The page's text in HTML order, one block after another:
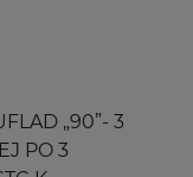
„90”- 3
PO 3